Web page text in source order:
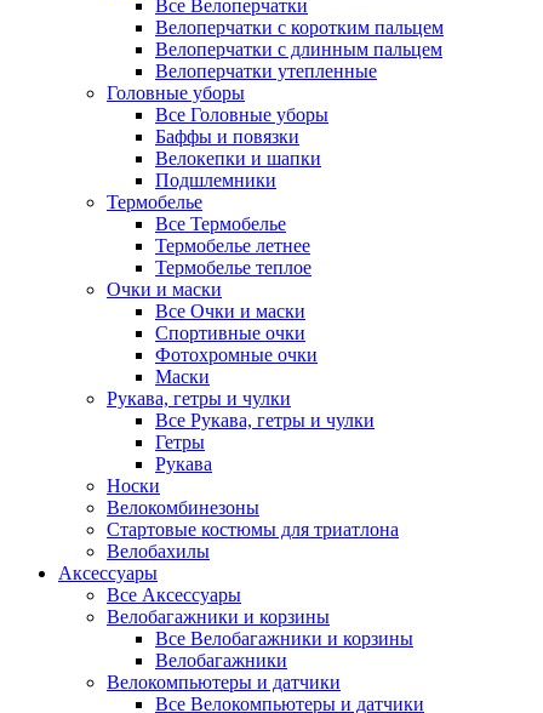
Все Велоперчатки
Велоперчатки с коротким пальцем
Велоперчатки с длинным пальцем
Велоперчатки утепленные
Головные уборы
Все Головные уборы
Баффы и повязки
Велокепки и шапки
Подшлемники
Термобелье
Все Термобелье
Термобелье летнее
Термобелье теплое
Очки и маски
Все Очки и маски
Спортивные очки
Фотохромные очки
Маски
Рукава, гетры и чулки
Все Рукава, гетры и чулки
Гетры
Рукава
Носки
Велокомбинезоны
Стартовые костюмы для триатлона
Велобахилы
Аксессуары
Все Аксессуары
Велобагажники и корзины
Все Велобагажники и корзины
Велобагажники
Велокомпьютеры и датчики
Все Велокомпьютеры и датчики